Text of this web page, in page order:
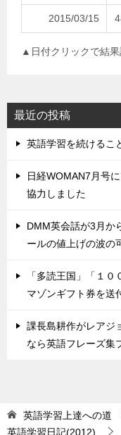
2015/03/15
▲日付クリックで結果
最近の投稿
英語学習を続けるこ
日経WOMAN7月号
協力しました
DMM英会話が3月か
ールの値上げの波の
「多読王国」「１
マゾンギフト券を送
課長島耕作がレアジ
なら英語フレーズ集
英語学習上達への道
英語学習日記(2012)